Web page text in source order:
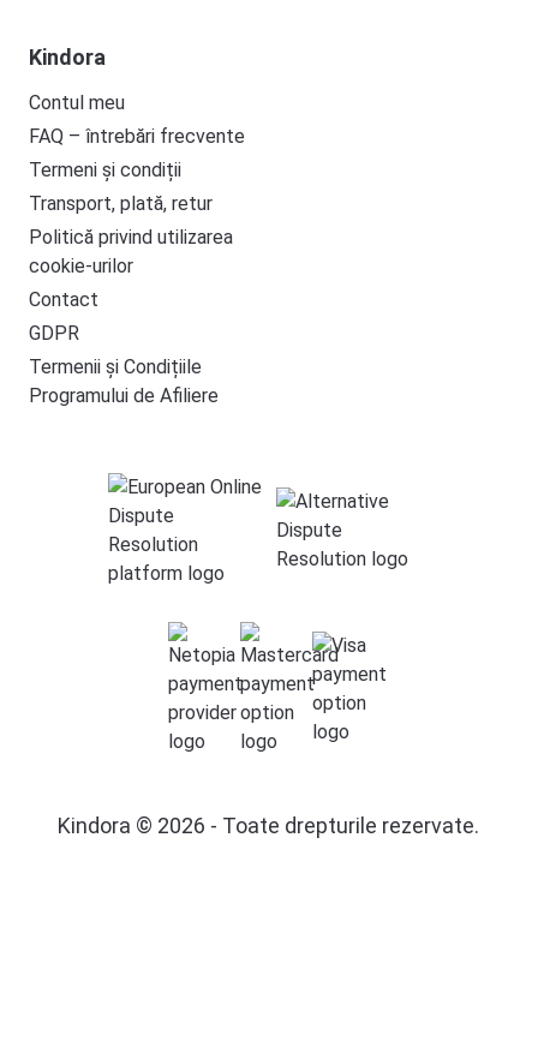
Kindora
Contul meu
FAQ – întrebări frecvente
Termeni și condiții
Transport, plată, retur
Politică privind utilizarea
cookie-urilor
Contact
GDPR
Termenii și Condițiile
Programului de Afiliere
Kindora © 2026 - Toate drepturile rezervate.